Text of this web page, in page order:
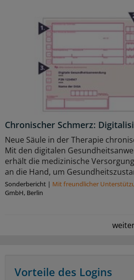
Chronischer Schmerz:
Neue Säule in der Therapie
Mit den digitalen
erhält die medizinische
an die Hand, um
Sonderbericht | Mit freundlicher
GmbH, Berlin
Vorteile des Logins